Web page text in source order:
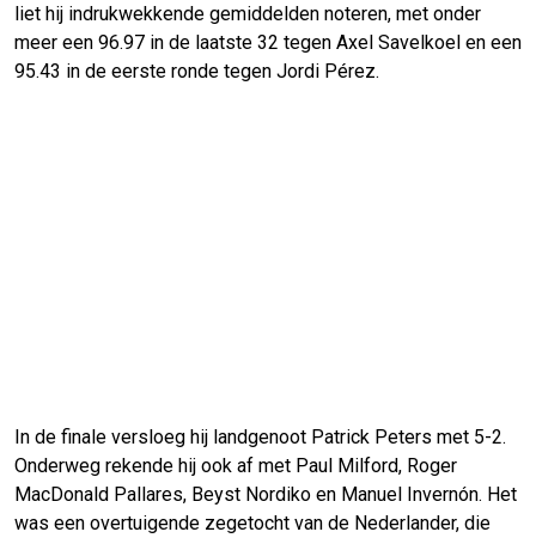
liet hij indrukwekkende gemiddelden noteren, met onder
meer een 96.97 in de laatste 32 tegen Axel Savelkoel en een
95.43 in de eerste ronde tegen Jordi Pérez.
In de finale versloeg hij landgenoot Patrick Peters met 5-2.
Onderweg rekende hij ook af met Paul Milford, Roger
MacDonald Pallares, Beyst Nordiko en Manuel Invernón. Het
was een overtuigende zegetocht van de Nederlander, die